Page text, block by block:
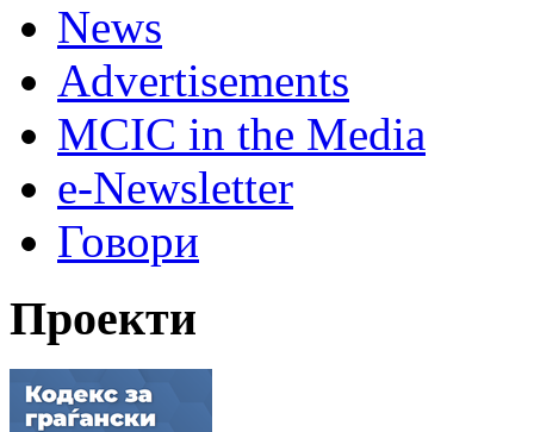
News
Advertisements
MCIC in the Media
e-Newsletter
Говори
Проекти